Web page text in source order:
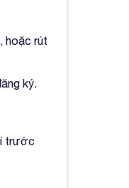
hoặc rút
ký.
trước